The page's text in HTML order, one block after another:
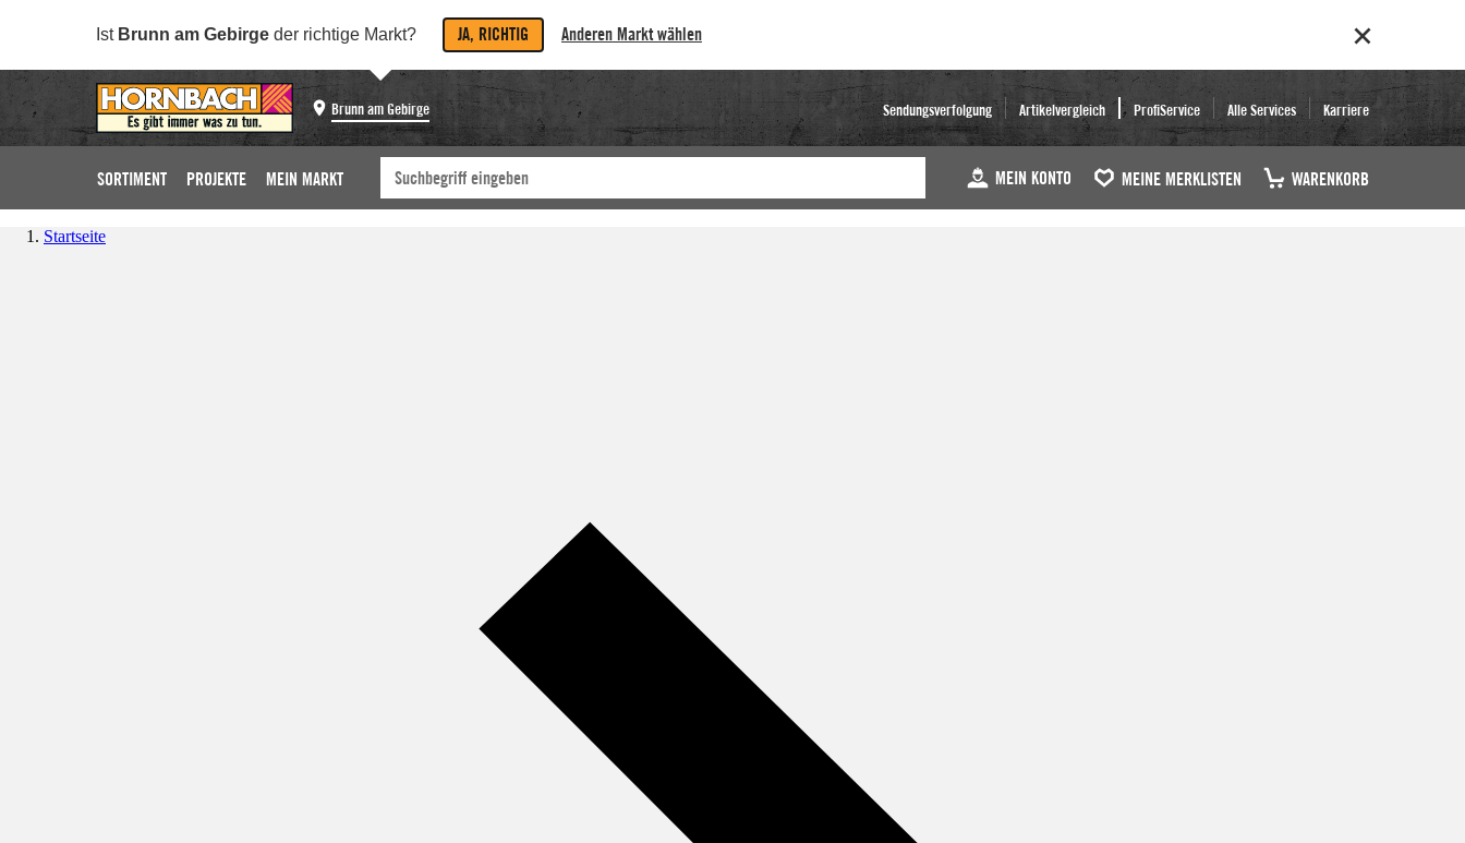
Ist Brunn am Gebirge der richtige Markt? JA, RICHTIG Anderen Markt wählen
Brunn am Gebirge Sendungsverfolgung Artikelvergleich ProfiService Alle Services Karriere
SORTIMENT PROJEKTE MEIN MARKT MEIN KONTO MEINE MERKLISTEN WARENKORB
Startseite